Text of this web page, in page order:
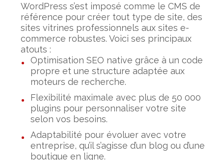
WordPress s’est imposé comme le CMS de
référence pour créer tout type de site, des
sites vitrines professionnels aux sites e-
commerce robustes. Voici ses principaux
atouts :
Optimisation SEO native grâce à un code
propre et une structure adaptée aux
moteurs de recherche.
Flexibilité maximale avec plus de 50 000
plugins pour personnaliser votre site
selon vos besoins.
Adaptabilité pour évoluer avec votre
entreprise, qu’il s’agisse d’un blog ou d’une
boutique en ligne.